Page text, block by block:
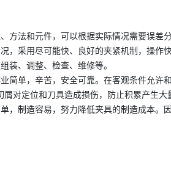
法和元件，可以根据实际情况需要误差
采用尽可能快、良好的夹紧机制，操作快
装、调整、检查、维修等。
单，辛苦，安全可靠。在客观条件允许
对定位和刀具造成损伤，防止积累产生大
制造容易，努力降低夹具的制造成本。